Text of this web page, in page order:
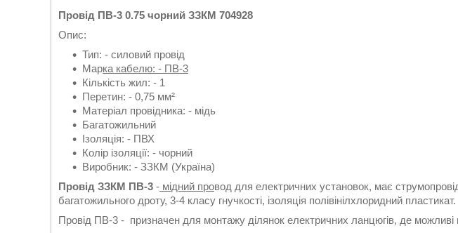
Провід ПВ-3 0.75 чорний ЗЗКМ 704928
Опис:
Тип: - силовий провід
Марка кабелю: - ПВ-3
Кількість жил: - 1
Перетин: - 0,75 мм²
Матеріал провідника: - мідь
Багатожильний
Ізоляція: - ПВХ
Колір ізоляції: - чорний
Виробник: - ЗЗКМ (Україна)
Провід ЗЗКМ ПВ-3 - мідний провод для електричних установок, має
багатожильного дроту, 3-4 класу гнучкості, ізоляція полівінілхлоридний пластикат.
Провід ПВ-3 - призначен для монтажу ділянок електричних ланцюгів, де можливі